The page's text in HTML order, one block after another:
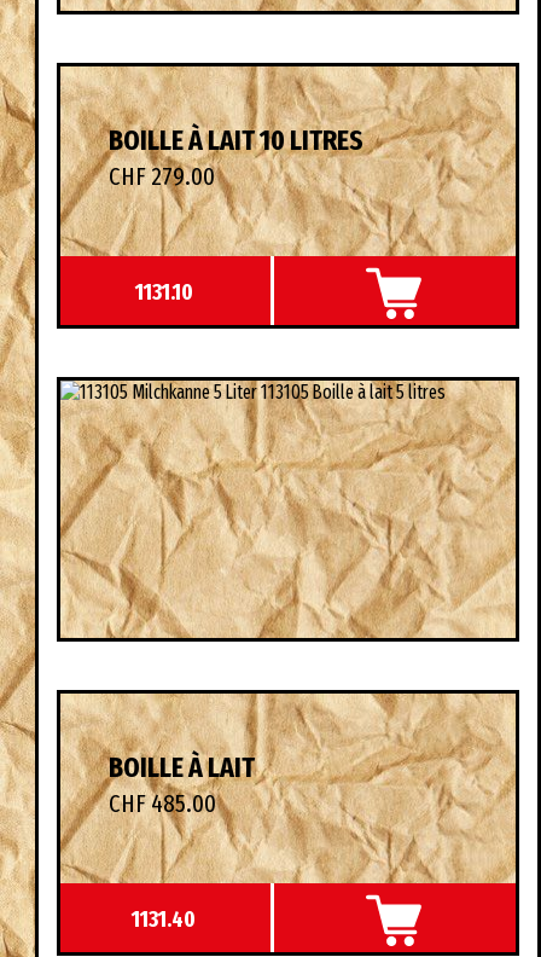
BOILLE À LAIT 10 LITRES
CHF 279.00
1131.10
BOILLE À LAIT
CHF 485.00
1131.40